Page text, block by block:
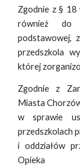
Zgodnie z § 18
również do
podstawowej,
przedszkola
której
Zgodnie z
Miasta
w sprawie
przedszkolach
i oddziałów
Opieka